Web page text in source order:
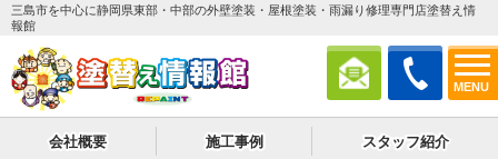
MENU
三島市を中心に静岡県東部・中部の外壁塗装・屋根塗装・雨漏り修理専門店塗替え情
報館
会社概要 施工事例 スタッフ紹介